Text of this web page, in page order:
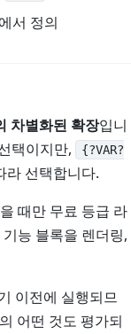
서 정의
차별화된 확장입니
택이지만,
{?VAR?
라 선택합니다.
때만 무료 등급 라
능 블록을 렌더링,
이전에 실행되므
어떤 것도 평가되